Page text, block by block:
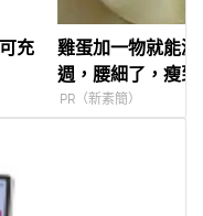
充
雞蛋加一物就能
週，腰細了，瘦
PR（新素簡）